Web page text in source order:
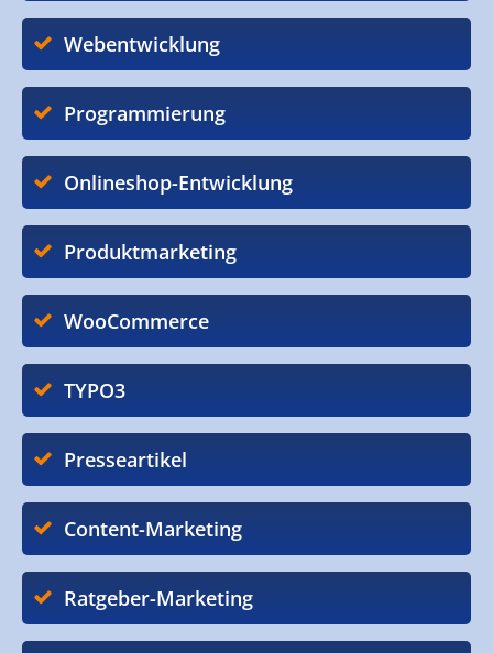
Webentwicklung
Programmierung
Onlineshop-Entwicklung
Produktmarketing
WooCommerce
TYPO3
Presseartikel
Content-Marketing
Ratgeber-Marketing